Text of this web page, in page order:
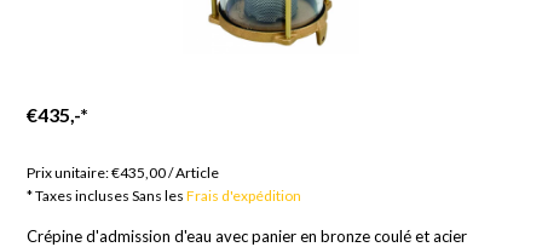
€435,-*
Prix unitaire:€435,00/Article
* Taxes incluses Sans lesFrais d'expédition
Crépine d'admission d'eau avec panier en bronze coulé et acier